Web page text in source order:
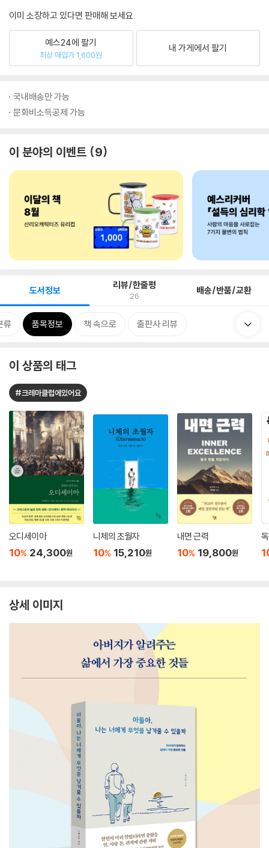
이미 소장하고 있다면 판매해 보세요.
예스24에 팔기
최상 매입가 1,600원
내 가게에서 팔기
국내배송만 가능
문화비소득공제 가능
이 분야의 이벤트 9
도서정보 리뷰/한줄평
26 배송/반품/교환
류 품목정보 책 속으로 출판사 리뷰
이 상품의 태그
#크레마클럽에있어요
오디세이아
10% 24,300원
니체의 초월자
10% 15,210원
내면 근력
10% 19,800원
상세 이미지